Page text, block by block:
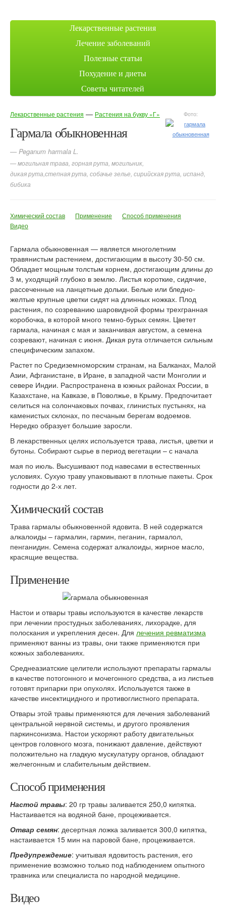
Лекарственные растения
Лечение заболеваний
Полезные статьи
Похудение и диеты
Советы читателей
Фото:
Лекарственные растения — Растения на букву «Г»
Гармала обыкновенная
— Peganum harmala L.
— могильная трава, горная рута, могильник,
дикая рута,степная рута, собачье зелье, сирийская рута, испанд,
бибика
Химический состав Применение
Способ применения
Видео
Гармала обыкновенная — является многолетним
травянистым растением, достигающим в высоту 30-50 см.
Обладает мощным толстым корнем, достигающим длины до
3 м, уходящий глубоко в землю. Листья короткие, сидячие,
рассеченные на ланцетные дольки. Белые или бледно-
желтые крупные цветки сидят на длинных ножках. Плод
растения, по созреванию шаровидной формы трехгранная
коробочка, в которой много темно-бурых семян. Цветет
гармала, начиная с мая и заканчивая августом, а семена
созревают, начиная с июня. Дикая рута отличается сильным
специфическим запахом.
Растет по Средиземноморским странам, на Балканах, Малой
Азии, Афганистане, в Иране, в западной части Монголии и
севере Индии. Распространена в южных районах России, в
Казахстане, на Кавказе, в Поволжье, в Крыму. Предпочитает
селиться на солончаковых почвах, глинистых пустынях, на
каменистых склонах, по песчаным берегам водоемов.
Нередко образует большие заросли.
В лекарственных целях используется трава, листья, цветки и
бутоны. Собирают сырье в период вегетации – с начала
мая по июль. Высушивают под навесами в естественных
условиях. Сухую траву упаковывают в плотные пакеты. Срок
годности до 2-х лет.
Химический состав
Трава гармалы обыкновенной ядовита. В ней содержатся
алкалоиды – гармалин, гармин, пеганин, гармалол,
пенганидин. Семена содержат алкалоиды, жирное масло,
красящие вещества.
Применение
Настои и отвары травы используются в качестве лекарств
при лечении простудных заболеваниях, лихорадке, для
полоскания и укрепления десен. Для лечения ревматизма
применяют ванны из травы, они также применяются при
кожных заболеваниях.
Среднеазиатские целители используют препараты гармалы
в качестве потогонного и мочегонного средства, а из листьев
готовят припарки при опухолях. Используется также в
качестве инсектицидного и противоглистного препарата.
Отвары этой травы применяются для лечения заболеваний
центральной нервной системы, и другого проявления
паркинсонизма. Настои ускоряют работу двигательных
центров головного мозга, понижают давление, действуют
положительно на гладкую мускулатуру органов, обладают
желчегонным и слабительным действием.
Способ применения
Настой травы: 20 гр травы заливается 250,0 кипятка.
Настаивается на водяной бане, процеживается.
Отвар семян: десертная ложка заливается 300,0 кипятка,
настаивается 15 мин на паровой бане, процеживается.
Предупреждение: учитывая ядовитость растения, его
применение возможно только под наблюдением опытного
травника или специалиста по народной медицине.
Видео